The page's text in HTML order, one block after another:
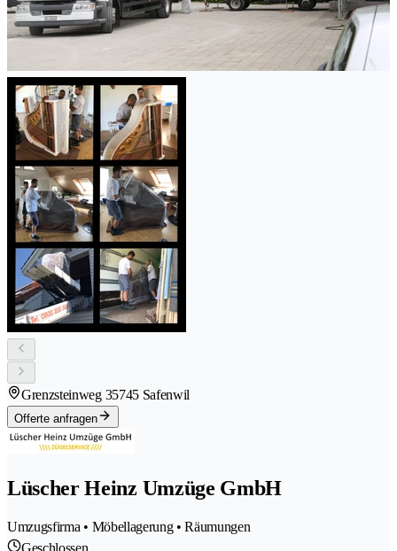
Grenzsteinweg 35745 Safenwil
Offerte anfragen
Lüscher Heinz Umzüge GmbH
Umzugsfirma • Möbellagerung • Räumungen
Geschlossen